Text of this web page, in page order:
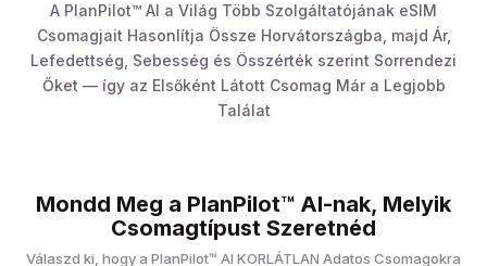
A PlanPilot™ AI a Világ Több Szolgáltatójának eSIM
Csomagjait Hasonlítja Össze Horvátországba, majd Ár,
Lefedettség, Sebesség és Összérték szerint Sorrendezi
Őket — így az Elsőként Látott Csomag Már a Legjobb
Találat
Mondd Meg a PlanPilot™ AI-nak, Melyik
Csomagtípust Szeretnéd
Válaszd ki, hogy a PlanPilot™ AI KORLÁTLAN Adatos Csomagokra